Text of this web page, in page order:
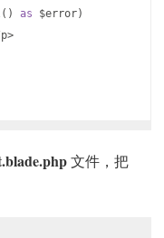
() as $error)
p>
文件，把